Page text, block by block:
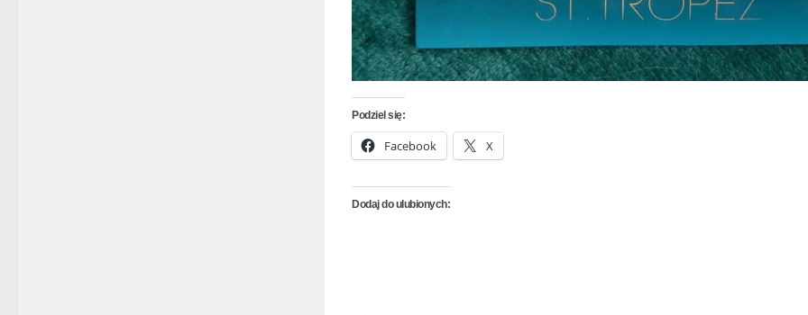
Podziel się:
Facebook X
Dodaj do ulubionych: